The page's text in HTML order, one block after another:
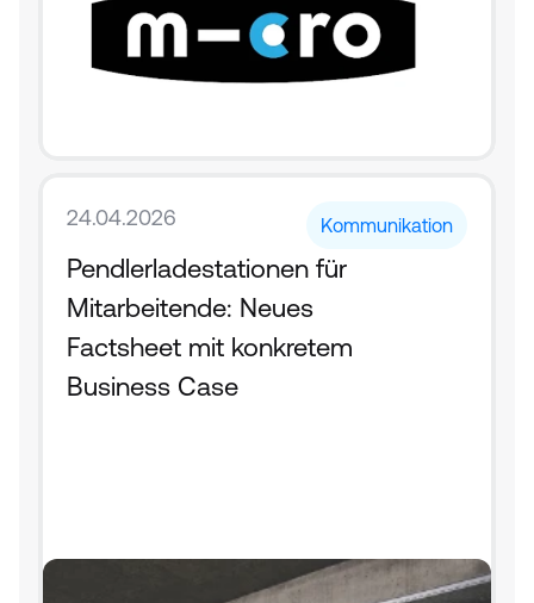
24.04.2026 Kommunikation
Pendlerladestationen für
Mitarbeitende: Neues
Factsheet mit konkretem
Business Case